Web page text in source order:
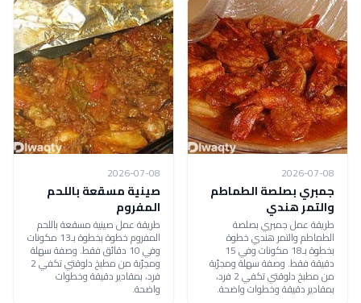
2026-07-08
جمبري بصلصة الطماطم
والتمر هندي
طريقة عمل جمبري بصلصة
الطماطم والتمر هندي خطوة
بخطوة بـ18 مكونات وفي 15
دقيقة فقط. وصفة سهلة ومجرّبة
من مطبخ دلوقتي تكفي 2 فرد،
بمقادير دقيقة وخطوات واضحة.
2026-07-08
صينية مسقعة باللحم
المفروم
طريقة عمل صينية مسقعة باللحم
المفروم خطوة بخطوة بـ13 مكونات
وفي 10 دقائق فقط. وصفة سهلة
ومجرّبة من مطبخ دلوقتي تكفي 2
فرد، بمقادير دقيقة وخطوات
واضحة.